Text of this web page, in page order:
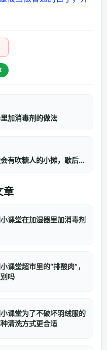
加消毒剂的做法
支付宝蚂蚁庄园小课堂新年路边会有吹糖人的小摊，歇后语“吹糖人的出身”是形容
章
课堂在加湿器里加消毒剂
课堂超市里的“排酸肉”，
吗
课堂为了不破坏羽绒服的
清洗方式更合适